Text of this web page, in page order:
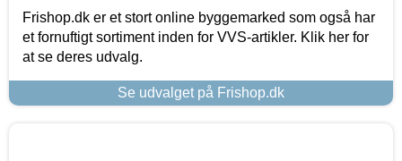
Frishop.dk er et stort online byggemarked som også har
et fornuftigt sortiment inden for VVS-artikler. Klik her for
at se deres udvalg.
Se udvalget på Frishop.dk